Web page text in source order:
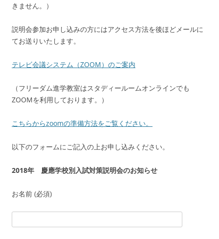
きません。）
説明会参加お申し込みの方にはアクセス方法を後ほどメールに
てお送りいたします。
テレビ会議システム（ZOOM）のご案内
（フリーダム進学教室はスタディールームオンラインでも
ZOOMを利用しております。）
こちらからzoomの準備方法をご覧ください。
以下のフォームにご記入の上お申し込みください。
2018年 慶應学校別入試対策説明会のお知らせ
お名前 (必須)